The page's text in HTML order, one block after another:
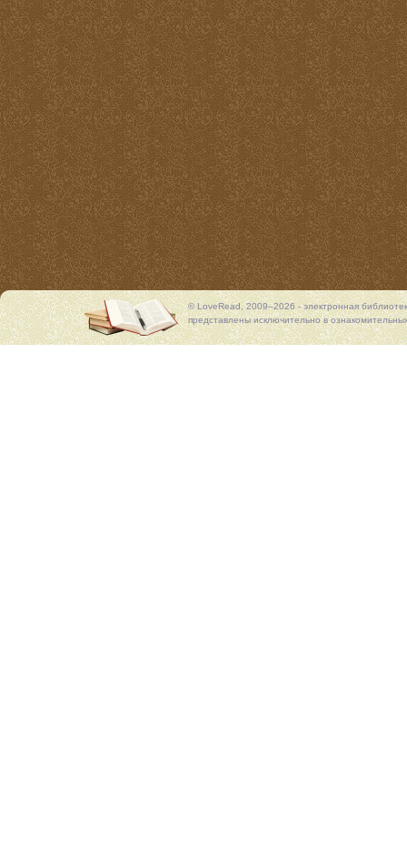
© LoveRead, 2009–2026 - электронная
представлены исключительно в